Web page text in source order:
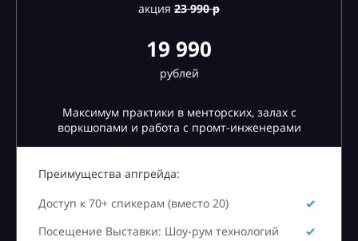
акция 23990 р
19 990
рублей
Максимум практики в менторских, залах с
воркшопами и работа с промт-инженерами
Преимущества апгрейда:
Доступ к 70+ спикерам (вместо 20)
Посещение Выставки: Шоу-рум технологий